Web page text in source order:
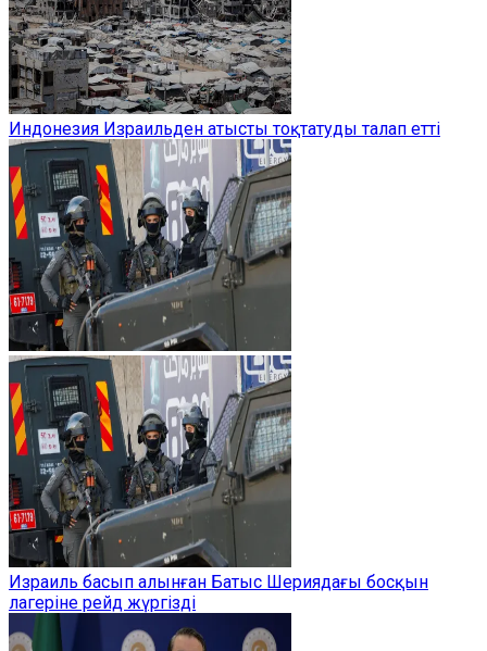
Индонезия Израильден атысты тоқтатуды талап етті
Израиль басып алынған Батыс Шериядағы босқын
лагеріне рейд жүргізді